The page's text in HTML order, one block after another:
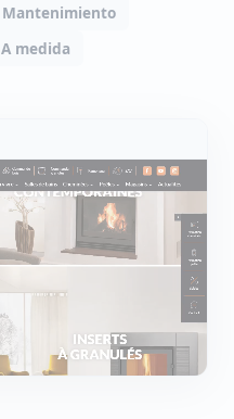
Mantenimiento
A medida